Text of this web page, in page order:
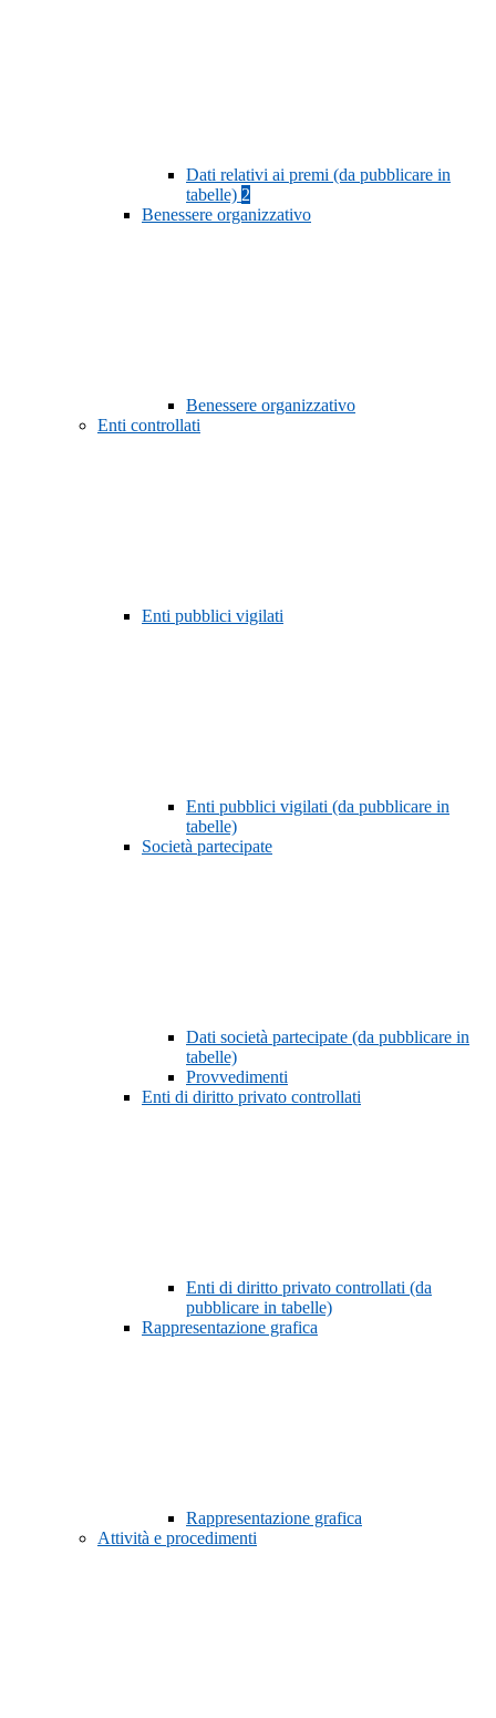
Dati relativi ai premi (da pubblicare in
tabelle) 2
Benessere organizzativo
Benessere organizzativo
Enti controllati
Enti pubblici vigilati
Enti pubblici vigilati (da pubblicare in
tabelle)
Società partecipate
Dati società partecipate (da pubblicare in
tabelle)
Provvedimenti
Enti di diritto privato controllati
Enti di diritto privato controllati (da
pubblicare in tabelle)
Rappresentazione grafica
Rappresentazione grafica
Attività e procedimenti